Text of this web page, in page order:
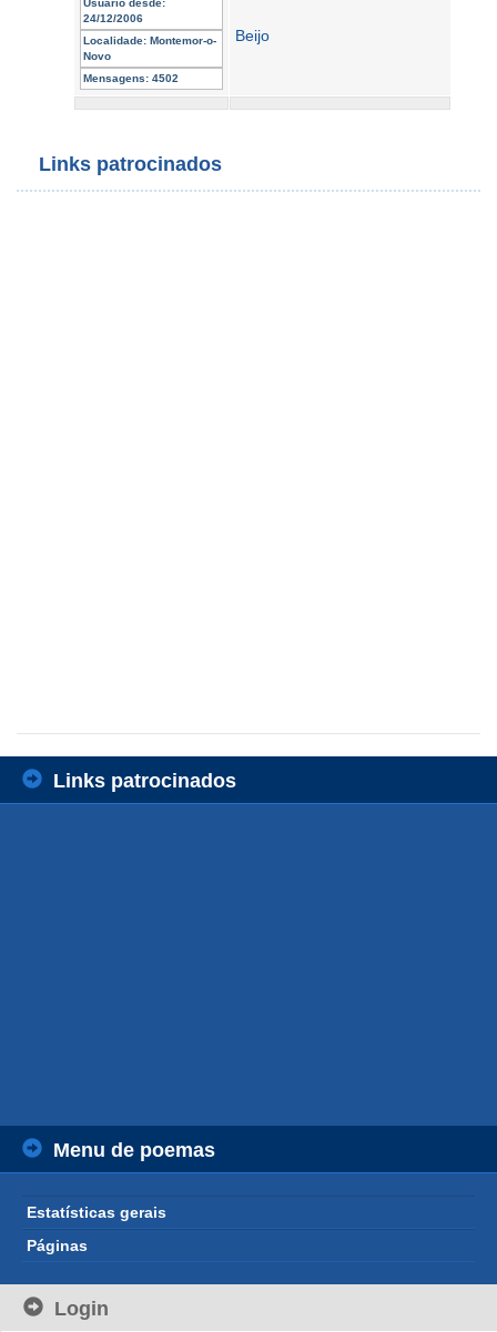
Usuário desde:
24/12/2006
Localidade: Montemor-o-
Novo
Mensagens: 4502
Beijo
Links patrocinados
Links patrocinados
Menu de poemas
Estatísticas gerais
Páginas
Login